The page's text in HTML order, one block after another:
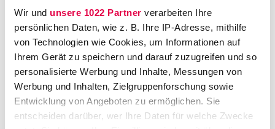
Wir und unsere 1022 Partner verarbeiten Ihre
persönlichen Daten, wie z. B. Ihre IP-Adresse, mithilfe
von Technologien wie Cookies, um Informationen auf
Ihrem Gerät zu speichern und darauf zuzugreifen und so
personalisierte Werbung und Inhalte, Messungen von
Werbung und Inhalten, Zielgruppenforschung sowie
Entwicklung von Angeboten zu ermöglichen. Sie
entscheiden darüber, wer Ihre Daten für welche Zwecke
65–80%)
Promovieren und gleichzeitig die Justiz
transformieren: Baue im Design‑Team der
TUM die Rechtsgestaltung der Zukunft mit
Budimex Bau GmbH, Berlin
Volljurist (m/w/d) als Inhouse Lawyer
Baurecht